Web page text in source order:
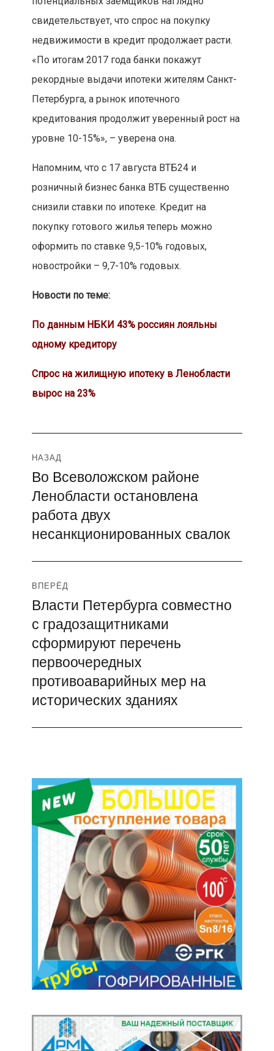
свидетельствует, что спрос на покупку
недвижимости в кредит продолжает расти.
«По итогам 2017 года банки покажут
рекордные выдачи ипотеки жителям Санкт-
Петербурга, а рынок ипотечного
кредитования продолжит уверенный рост на
уровне 10-15%», – уверена она.
Напомним, что с 17 августа ВТБ24 и
розничный бизнес банка ВТБ существенно
снизили ставки по ипотеке. Кредит на
покупку готового жилья теперь можно
оформить по ставке 9,5-10% годовых,
новостройки – 9,7-10% годовых.
Новости по теме:
По данным НБКИ 43% россиян лояльны
одному кредитору
Спрос на жилищную ипотеку в Ленобласти
вырос на 23%
Навигация
по
записям
НАЗАД
Предыдущая
запись:
Во Всеволожском районе
Ленобласти остановлена
работа двух
несанкционированных свалок
ВПЕРЁД
Следующая
запись:
Власти Петербурга совместно
с градозащитниками
сформируют перечень
первоочередных
противоаварийных мер на
исторических зданиях